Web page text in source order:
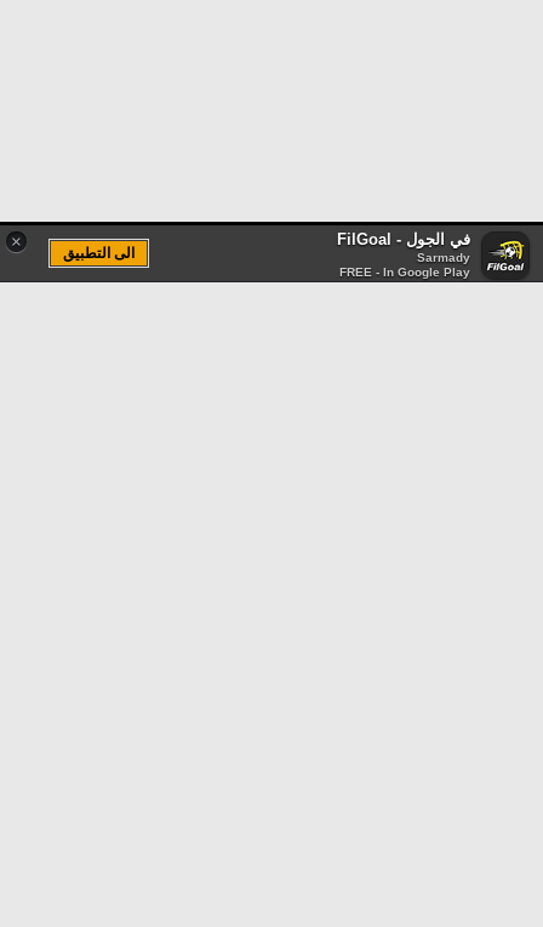
× في الجول - FilGoal
Sarmady
FREE - In Google Play
الى التطبيق